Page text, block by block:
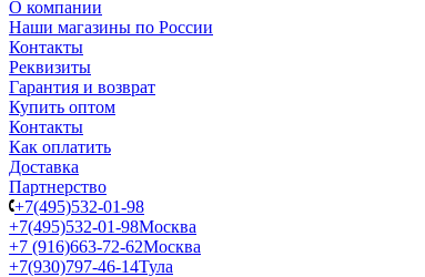
О компании
Наши магазины по России
Контакты
Реквизиты
Гарантия и возврат
Купить оптом
Контакты
Как оплатить
Доставка
Партнерство
+7(495)532-01-98
+7(495)532-01-98Москва
+7 (916)663-72-62Москва
+7(930)797-46-14Тула